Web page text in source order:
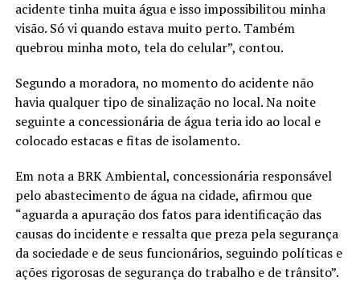
acidente tinha muita água e isso impossibilitou minha
visão. Só vi quando estava muito perto. Também
quebrou minha moto, tela do celular”, contou.
Segundo a moradora, no momento do acidente não
havia qualquer tipo de sinalização no local. Na noite
seguinte a concessionária de água teria ido ao local e
colocado estacas e fitas de isolamento.
Em nota a BRK Ambiental, concessionária responsável
pelo abastecimento de água na cidade, afirmou que
“aguarda a apuração dos fatos para identificação das
causas do incidente e ressalta que preza pela segurança
da sociedade e de seus funcionários, seguindo políticas e
ações rigorosas de segurança do trabalho e de trânsito”.